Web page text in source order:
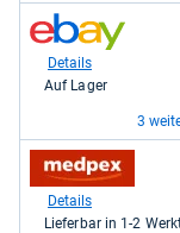
9,49
kaufen.
zum
Shop:
eBay
kaufen.
Details
Auf Lager
3
zum
Shop:
eBay
Details
Auf Lager
zum
Shop:
medpex
Details
Lieferbar in 1-2